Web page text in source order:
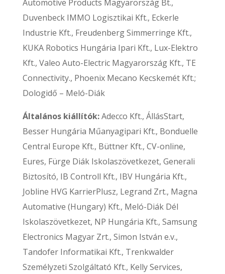
Automotive Products Magyarország Bt.,
Duvenbeck IMMO Logisztikai Kft., Eckerle
Industrie Kft., Freudenberg Simmerringe Kft.,
KUKA Robotics Hungária Ipari Kft., Lux-Elektro
Kft., Valeo Auto-Electric Magyarország Kft., TE
Connectivity., Phoenix Mecano Kecskemét Kft.;
Dologidő – Meló-Diák
Általános kiállítók:Adecco Kft., ÁllásStart,
Besser Hungária Műanyagipari Kft., Bonduelle
Central Europe Kft., Büttner Kft., CV-online,
Eures, Fürge Diák Iskolaszövetkezet, Generali
Biztosító, IB Controll Kft., IBV Hungária Kft.,
Jobline HVG KarrierPlusz, Legrand Zrt., Magna
Automative (Hungary) Kft., Meló-Diák Dél
Iskolaszövetkezet, NP Hungária Kft., Samsung
Electronics Magyar Zrt., Simon István e.v.,
Tandofer Informatikai Kft., Trenkwalder
Személyzeti Szolgáltató Kft., Kelly Services,